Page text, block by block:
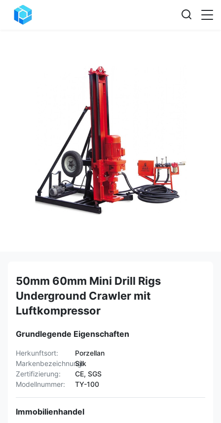
50mm 60mm Mini Drill Rigs
Underground Crawler mit
Luftkompressor
Grundlegende Eigenschaften
Herkunftsort:
Porzellan
Markenbezeichnung:
Silk
Zertifizierung:
CE, SGS
Modellnummer:
TY-100
Immobilienhandel